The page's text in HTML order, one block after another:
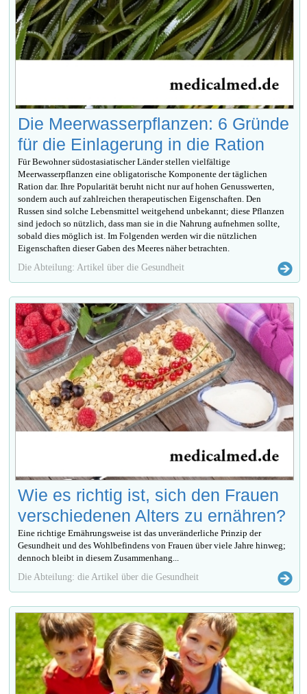
Die Meerwasserpflanzen: 6 Gründe
für die Einlagerung in die Ration
Für Bewohner südostasiatischer Länder stellen vielfältige
Meerwasserpflanzen eine obligatorische Komponente der täglichen
Ration dar. Ihre Popularität beruht nicht nur auf hohen Genusswerten,
sondern auch auf zahlreichen therapeutischen Eigenschaften. Den
Russen sind solche Lebensmittel weitgehend unbekannt; diese Pflanzen
sind jedoch so nützlich, dass man sie in die Nahrung aufnehmen sollte,
sobald dies möglich ist. Im Folgenden werden wir die nützlichen
Eigenschaften dieser Gaben des Meeres näher betrachten.
Die Abteilung: Artikel über die Gesundheit
Wie es richtig ist, sich den Frauen
verschiedenen Alters zu ernähren?
Eine richtige Ernährungsweise ist das unveränderliche Prinzip der
Gesundheit und des Wohlbefindens von Frauen über viele Jahre hinweg;
dennoch bleibt in diesem Zusammenhang...
Die Abteilung: die Artikel über die Gesundheit